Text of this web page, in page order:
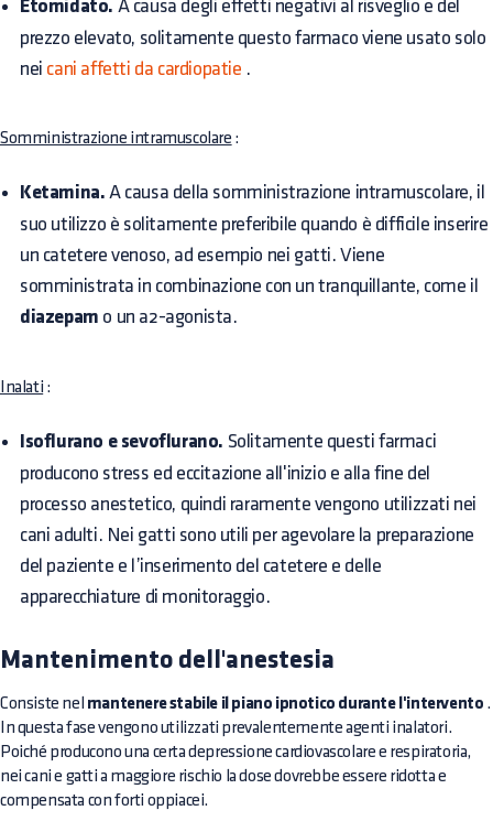
Etomidato. A causa degli effetti negativi al risveglio e del
prezzo elevato, solitamente questo farmaco viene usato solo
nei cani affetti da cardiopatie .
Somministrazione intramuscolare :
Ketamina. A causa della somministrazione intramuscolare, il
suo utilizzo è solitamente preferibile quando è difficile inserire
un catetere venoso, ad esempio nei gatti. Viene
somministrata in combinazione con un tranquillante, come il
diazepam o un a2-agonista.
Inalati :
Isoflurano e sevoflurano. Solitamente questi farmaci
producono stress ed eccitazione all'inizio e alla fine del
processo anestetico, quindi raramente vengono utilizzati nei
cani adulti. Nei gatti sono utili per agevolare la preparazione
del paziente e l’inserimento del catetere e delle
apparecchiature di monitoraggio.
Mantenimento dell'anestesia
Consiste nel mantenere stabile il piano ipnotico durante l'intervento .
In questa fase vengono utilizzati prevalentemente agenti inalatori.
Poiché producono una certa depressione cardiovascolare e respiratoria,
nei cani e gatti a maggiore rischio la dose dovrebbe essere ridotta e
compensata con forti oppiacei.